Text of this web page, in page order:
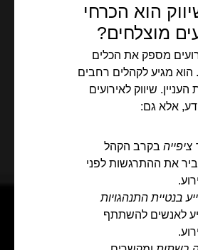
הוא הכרחי
מוצלחים?
מספק את הכלים
הוא מגיע לקהלים רחבים
שיווק לאירועים
אלא גם:
ציפייה בקרב הקהל
את ההתרגשות לפני
בנטיית התנהגויות
לאנשים להשתתף